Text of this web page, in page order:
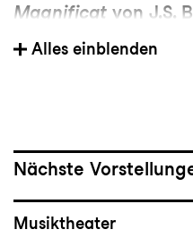
Magnificat von J.S.
A. Dvorak, Messiah
Erstaufnahme des
Vorherige
Bethune in
Alles einblenden
Nächste
Musiktheater